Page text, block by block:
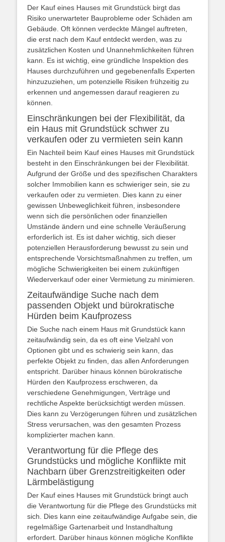
Der Kauf eines Hauses mit Grundstück birgt das
Risiko unerwarteter Bauprobleme oder Schäden am
Gebäude. Oft können verdeckte Mängel auftreten,
die erst nach dem Kauf entdeckt werden, was zu
zusätzlichen Kosten und Unannehmlichkeiten führen
kann. Es ist wichtig, eine gründliche Inspektion des
Hauses durchzuführen und gegebenenfalls Experten
hinzuzuziehen, um potenzielle Risiken frühzeitig zu
erkennen und angemessen darauf reagieren zu
können.
Einschränkungen bei der Flexibilität, da
ein Haus mit Grundstück schwer zu
verkaufen oder zu vermieten sein kann
Ein Nachteil beim Kauf eines Hauses mit Grundstück
besteht in den Einschränkungen bei der Flexibilität.
Aufgrund der Größe und des spezifischen Charakters
solcher Immobilien kann es schwieriger sein, sie zu
verkaufen oder zu vermieten. Dies kann zu einer
gewissen Unbeweglichkeit führen, insbesondere
wenn sich die persönlichen oder finanziellen
Umstände ändern und eine schnelle Veräußerung
erforderlich ist. Es ist daher wichtig, sich dieser
potenziellen Herausforderung bewusst zu sein und
entsprechende Vorsichtsmaßnahmen zu treffen, um
mögliche Schwierigkeiten bei einem zukünftigen
Wiederverkauf oder einer Vermietung zu minimieren.
Zeitaufwändige Suche nach dem
passenden Objekt und bürokratische
Hürden beim Kaufprozess
Die Suche nach einem Haus mit Grundstück kann
zeitaufwändig sein, da es oft eine Vielzahl von
Optionen gibt und es schwierig sein kann, das
perfekte Objekt zu finden, das allen Anforderungen
entspricht. Darüber hinaus können bürokratische
Hürden den Kaufprozess erschweren, da
verschiedene Genehmigungen, Verträge und
rechtliche Aspekte berücksichtigt werden müssen.
Dies kann zu Verzögerungen führen und zusätzlichen
Stress verursachen, was den gesamten Prozess
komplizierter machen kann.
Verantwortung für die Pflege des
Grundstücks und mögliche Konflikte mit
Nachbarn über Grenzstreitigkeiten oder
Lärmbelästigung
Der Kauf eines Hauses mit Grundstück bringt auch
die Verantwortung für die Pflege des Grundstücks mit
sich. Dies kann eine zeitaufwändige Aufgabe sein, die
regelmäßige Gartenarbeit und Instandhaltung
erfordert. Darüber hinaus können mögliche Konflikte